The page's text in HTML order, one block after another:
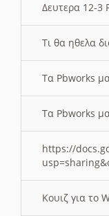
Δευτερα 12-3
Τι θα ηθελα
Τα Pbworks
Τα Pbworks
https://
Κουιζ για το